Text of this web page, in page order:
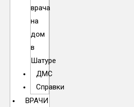
врача
на
дом
в
Шатуре
ДМС
Справки
ВРАЧИ